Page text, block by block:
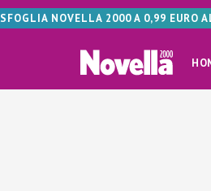
SFOGLIA NOVELLA 2000 A 0,99 EURO